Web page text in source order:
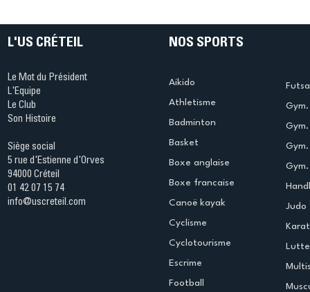
L'US CRÉTEIL
Le Mot du Président
L'Equipe
Le Club
Son Histoire
Siège social
5 rue d'Estienne d'Orves
94000 Créteil
01 42 07 15 74
info@uscreteil.com
NOS SPORTS
Aikido
Athletisme
Badminton
Basket
Boxe anglaise
Boxe francaise
Canoë kayak
Cyclisme
Cyclotourisme
Escrime
Football
Judo
Lutte